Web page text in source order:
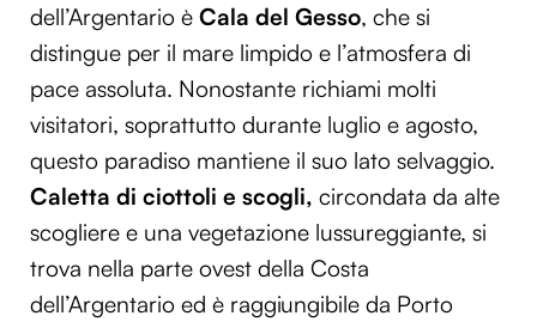
dell’Argentario è Cala del Gesso, che si
distingue per il mare limpido e l’atmosfera di
pace assoluta. Nonostante richiami molti
visitatori, soprattutto durante luglio e agosto,
questo paradiso mantiene il suo lato selvaggio.
Caletta di ciottoli e scogli, circondata da alte
scogliere e una vegetazione lussureggiante, si
trova nella parte ovest della Costa
dell’Argentario ed è raggiungibile da Porto